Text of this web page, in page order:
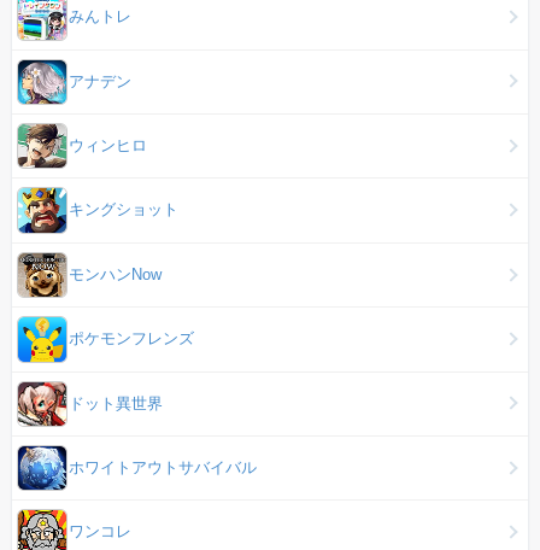
みんトレ
アナデン
ウィンヒロ
キングショット
モンハンNow
ポケモンフレンズ
ドット異世界
ホワイトアウトサバイバル
ワンコレ